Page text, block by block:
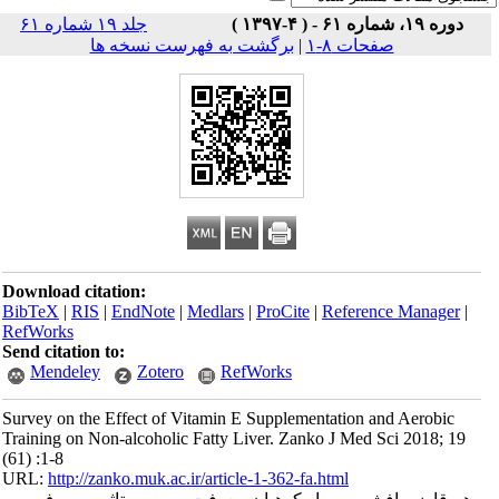
جلد ۱۹ شماره ۶۱
|برگشت به فهرست نسخه ها
Download citation:
BibTeX|RIS| EndNote |Medlars |ProCite|Reference
RefWorks
Send citation to:
Mendeley
Zotero RefWorks
Survey on the Effect of Vitamin E Supplementation and
Training on Non-alcoholic Fatty Liver. Zanko J Med Sci
URL:http://zanko.muk.ac.ir/article-1-362-fa.html